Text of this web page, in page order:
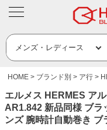
HOME ブランド別 ア行
エルメス HERMES ア
AR1.842 新品同様 ブラ
ンズ 腕時計自動巻き ブ